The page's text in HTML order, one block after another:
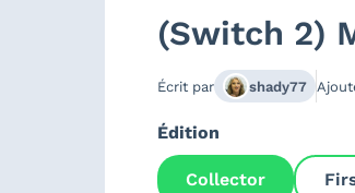
(Switch 2)
Écrit par shady77
Édition
Collector